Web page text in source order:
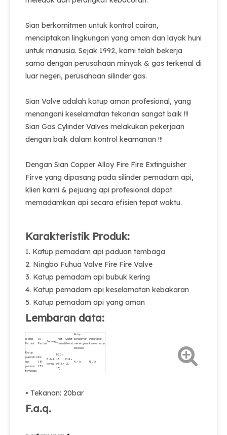
Sian berkomitmen untuk kontrol cairan,
menciptakan lingkungan yang aman dan layak huni
untuk manusia. Sejak 1992, kami telah bekerja
sama dengan perusahaan minyak & gas terkenal di
luar negeri, perusahaan silinder gas.
Sian Valve adalah katup aman profesional, yang
menangani keselamatan tekanan sangat baik !!!
Sian Gas Cylinder Valves melakukan pekerjaan
dengan baik dalam kontrol keamanan !!!
Dengan Sian Copper Alloy Fire Fire Extinguisher
Firve yang dipasang pada silinder pemadam api,
klien kami & pejuang api profesional dapat
memadamkan api secara efisien tepat waktu.
Karakteristik Produk:
1. Katup pemadam api paduan tembaga
2. Ningbo Fuhua Valve Fire Fire Valve
3. Katup pemadam api bubuk kering
4. Katup pemadam api keselamatan kebakaran
5. Katup pemadam api yang aman
Lembaran data:
Nama
Produk
ID
Produk
Sedang
Thlet
Thread.
Outlet
thread.
Katup
pengaman
menetapkan
tekanan
Perangkat
keselamatan.
Katup
pemadam
api
paduan
tembaga
01-
119-
755.
Bubuk
kering
M30 ×
1.5
(M16 ×
1.5)
M14 ×
1.5.
N / A. N / A.
• Tekanan: 20bar
F.a.q.